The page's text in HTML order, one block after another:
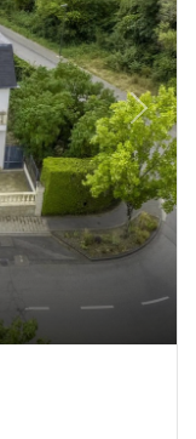
Next